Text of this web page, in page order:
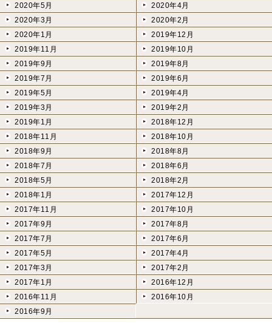
2020年5月
2020年4月
2020年3月
2020年2月
2020年1月
2019年12月
2019年11月
2019年10月
2019年9月
2019年8月
2019年7月
2019年6月
2019年5月
2019年4月
2019年3月
2019年2月
2019年1月
2018年12月
2018年11月
2018年10月
2018年9月
2018年8月
2018年7月
2018年6月
2018年5月
2018年2月
2018年1月
2017年12月
2017年11月
2017年10月
2017年9月
2017年8月
2017年7月
2017年6月
2017年5月
2017年4月
2017年3月
2017年2月
2017年1月
2016年12月
2016年11月
2016年10月
2016年9月